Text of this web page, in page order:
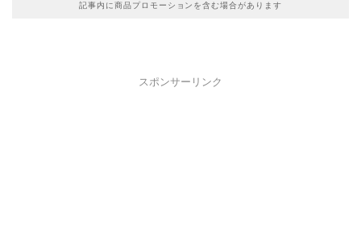
記事内に商品プロモーションを含む場合があります
スポンサーリンク